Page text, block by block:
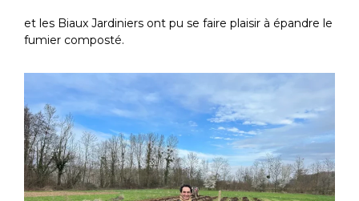
et les Biaux Jardiniers ont pu se faire plaisir à épandre le
fumier composté.